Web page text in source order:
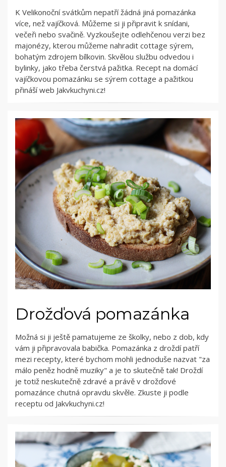
K Velikonoční svátkům nepatří žádná jiná pomazánka
více, než vajíčková. Můžeme si ji připravit k snídani,
večeři nebo svačině. Vyzkoušejte odlehčenou verzi bez
majonézy, kterou můžeme nahradit cottage sýrem,
bohatým zdrojem bílkovin. Skvělou službu odvedou i
bylinky, jako třeba čerstvá pažitka. Recept na domácí
vajíčkovou pomazánku se sýrem cottage a pažitkou
přináší web Jakvkuchyni.cz!
Drožďová pomazánka
Možná si ji ještě pamatujeme ze školky, nebo z dob, kdy
vám ji připravovala babička. Pomazánka z droždí patří
mezi recepty, které bychom mohli jednoduše nazvat "za
málo peněz hodně muziky" a je to skutečně tak! Droždí
je totiž neskutečně zdravé a právě v drožďové
pomazánce chutná opravdu skvěle. Zkuste ji podle
receptu od Jakvkuchyni.cz!